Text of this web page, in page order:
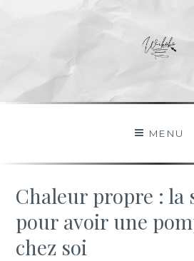
Wikoko
UN PETIT JOURNAL, DES
MENU
Chaleur propre : la
pour avoir une
chez soi